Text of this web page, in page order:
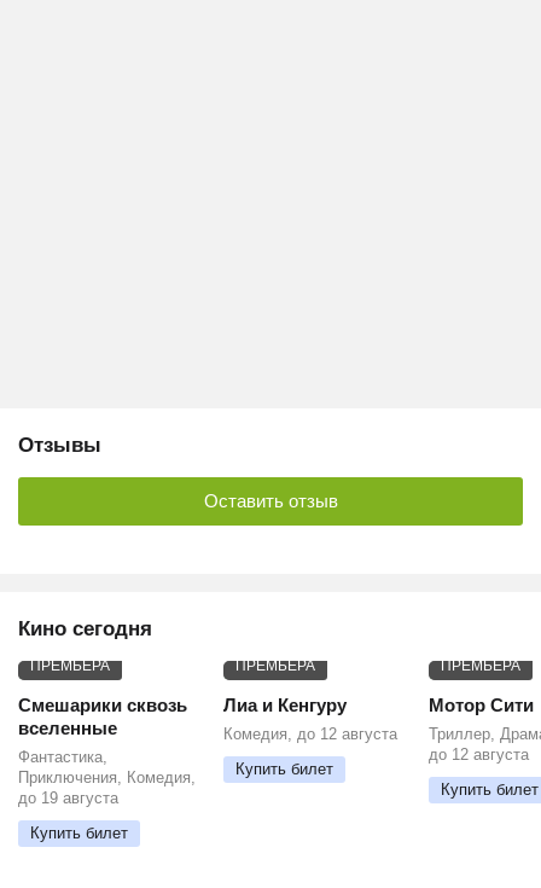
Отзывы
Оставить отзыв
Кино сегодня
ПРЕМЬЕРА
Смешарики сквозь
вселенные
Фантастика,
Приключения, Комедия,
до 19 августа
Купить билет
ПРЕМЬЕРА
Лиа и Кенгуру
Комедия, до 12 августа
Купить билет
ПРЕМЬЕРА
Мотор Сити
Триллер,
до 12 августа
Купить билет